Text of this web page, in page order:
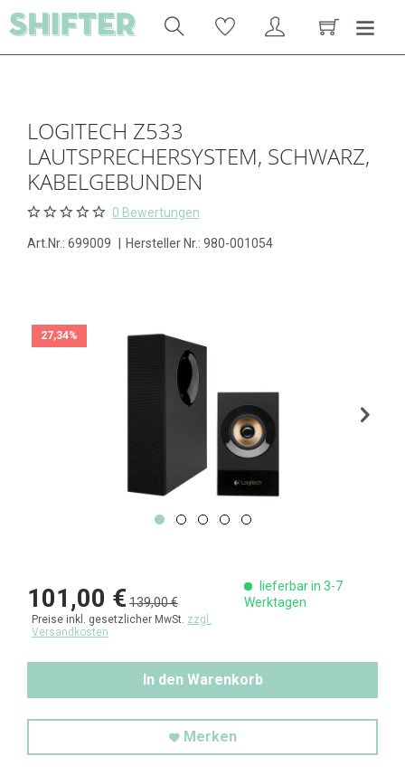
LOGITECH Z533
LAUTSPRECHERSYSTEM, SCHWARZ,
KABELGEBUNDEN
0 Bewertungen
Art.Nr.: 699009 Hersteller Nr.: 980-001054
27,34%
101,00 €139,00 €
Preise inkl. gesetzlicher MwSt. zzgl.
Versandkosten
lieferbar in 3-7
Werktagen
In den Warenkorb
Merken